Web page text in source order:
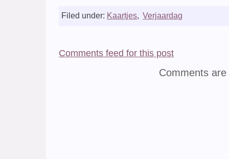
Filed under: Kaartjes, Verjaardag
Comments feed for this post
Comments are